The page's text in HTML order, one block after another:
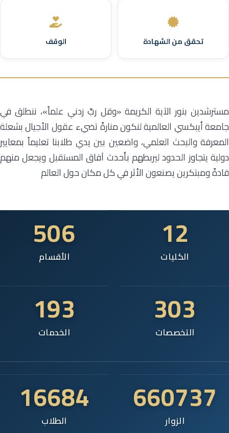
تحقق من الشهادة الوقف
مسترشدين بنور الآية الكريمة «وقل ربِّ زدني علماً»، ننطلق في
جامعة أيبكسي العالمية لنكون منارةً تضيء عقول الأجيال بشعلة
المعرفة والبحث العلمي، واضعين بين يدي طلابنا تعليماً بمعايير
دولية يتجاوز الحدود ليربطهم بأحدث آفاق المستقبل ويجعل منهم
قادةً ومبتكرين يصنعون الأثر في كل مكان حول العالم
12
الكليات
506
الأقسام
303
التخصصات
193
الخدمات
660737
الزوار
16684
الطلاب